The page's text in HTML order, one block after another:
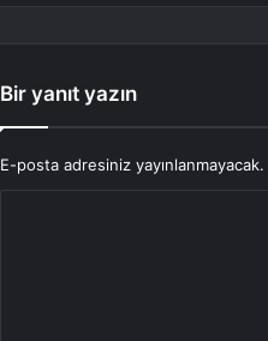
Bir yanıt yazın
E-posta adresiniz yayınlanmayacak.